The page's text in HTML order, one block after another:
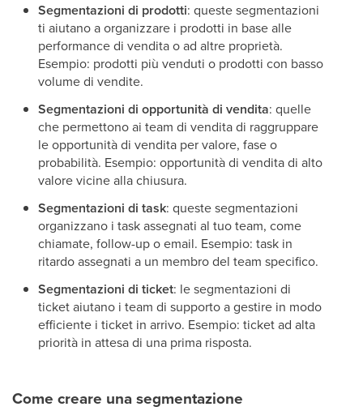
Segmentazioni di prodotti: queste segmentazioni
ti aiutano a organizzare i prodotti in base alle
performance di vendita o ad altre proprietà.
Esempio: prodotti più venduti o prodotti con basso
volume di vendite.
Segmentazioni di opportunità di vendita: quelle
che permettono ai team di vendita di raggruppare
le opportunità di vendita per valore, fase o
probabilità. Esempio: opportunità di vendita di alto
valore vicine alla chiusura.
Segmentazioni di task: queste segmentazioni
organizzano i task assegnati al tuo team, come
chiamate, follow-up o email. Esempio: task in
ritardo assegnati a un membro del team specifico.
Segmentazioni di ticket: le segmentazioni di
ticket aiutano i team di supporto a gestire in modo
efficiente i ticket in arrivo. Esempio: ticket ad alta
priorità in attesa di una prima risposta.
Come creare una segmentazione